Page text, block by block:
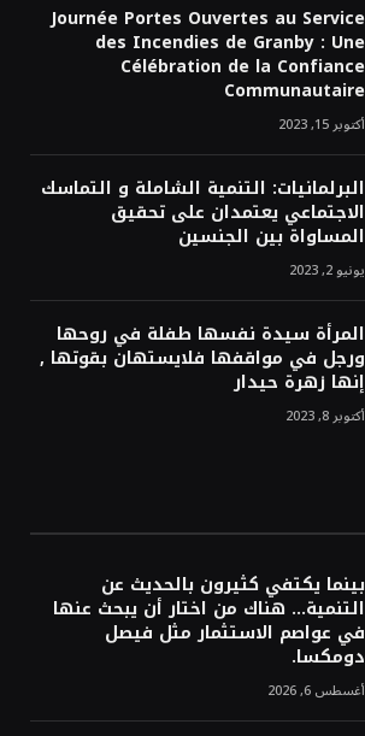
Journée Portes Ouvertes au Service
des Incendies de Granby : Une
Célébration de la Confiance
Communautaire
أكتوبر 15, 2023
البرلمانيات: التنمية الشاملة و التماسك
الاجتماعي يعتمدان على تحقيق
المساواة بين الجنسين
يونيو 2, 2023
المرأة سيدة نفسها طفلة في روحها
ورجل في مواقفها فلايستهان بقوتها ,
إنها زهرة حيدار
أكتوبر 8, 2023
بينما يكتفي كثيرون بالحديث عن
التنمية… هناك من اختار أن يبحث عنها
في عواصم الاستثمار مثل فيصل
دومكسا.
أغسطس 6, 2026